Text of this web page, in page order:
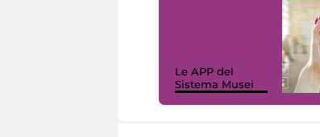
Le APP del
Sistema Musei